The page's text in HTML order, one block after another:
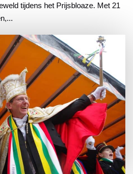
tijdens het Prijsbloaze. Met 21